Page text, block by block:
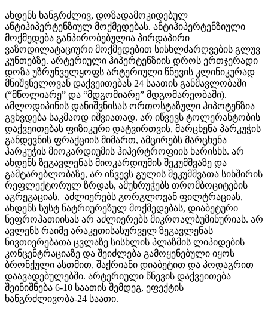
ახდენს ხანგრძლივ, დოზადამოკიდებულ
ანტიჰიპერტენზიულ მოქმედებას. ანტიჰიპერტენზიული
მოქმედება განპირობებულია პირდაპირი
ვაზოდილატაციური მოქმედებით სისხლძარღვების გლუვ
კუნთებზე. არტერიული ჰიპერტენზიის დროს ერთჯერადი
დოზა უზრუნველყოფს არტერიული წნევის კლინიკურად
მნიშვნელოვან დაქვეითებას 24 საათის განმავლობაში
(“მწოლიარე” და “მდგომიარე” მდგომარეობაში).
ამლოდიპინის დანიშვნისას ორთოსტაზული ჰიპოტენზია
გვხვდება საკმაოდ იშვიათად. არ იწვევს ტოლერანტობის
დაქვეითებას ფიზიკური დატვირთვის, მარცხენა პარკუჭის
განდევნის ფრაქციის მიმართ, ამცირებს მარცხენა
პარკუჭის მიოკარდიუმის ჰიპერტროფიის ხარისხს. არ
ახდენს ზეგავლენას მიოკარდიუმის შეკუმშვაზე და
გამტარებლობაზე, არ იწვევს გულის შეკუმშვათა სიხშირის
რეფლექტორულ ზრდას, ამუხრუჭებს თრომბოციტების
აგრეგაციას, აძლიერებს გორგლოვან ფილტრაციას,
ახდენს სუსტ ნატრიურეზულ მოქმედებას, დიაბეტური
ნეფროპათიისას არ აძლიერებს მიკროალბუმინურიას. არ
ავლენს რაიმე არაკეთისასურველ ზეგავლენას
ნივთიერებათა ცვლაზე სისხლის პლაზმის ლიპიდების
კონცენტრაციაზე და შეიძლება გამოყენებული იყოს
ბრონქული ასთმით, შაქრიანი დიაბეტით და პოდაგრით
დაავადებულებში. არტერიული წნევის დაქვეითება
შეინიშნება 6-10 საათის შემდეგ, ეფექტის
ხანგრძლივობა-24 საათი.